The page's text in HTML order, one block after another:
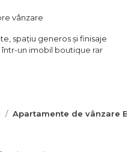
Apartamente de vânzare
vânzare
spațiu generos și finisaje
un imobil boutique rar
un apartament pe nivel. O